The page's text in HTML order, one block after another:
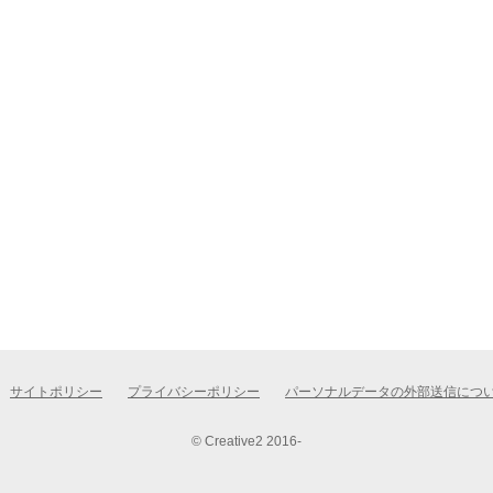
サイトポリシー プライバシーポリシー パーソナルデータの外部送信につ
© Creative2 2016-